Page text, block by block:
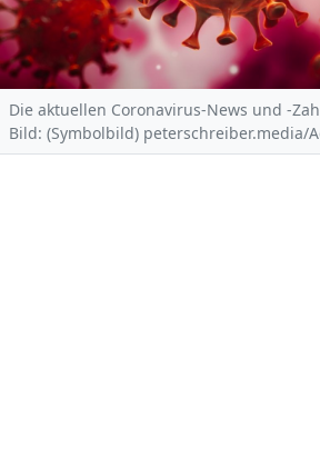
Die aktuellen Coronavirus-News und -
Bild: (Symbolbild) peterschreiber.media/